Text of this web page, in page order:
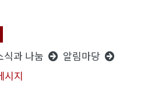
식과 나눔
알림마당
시지